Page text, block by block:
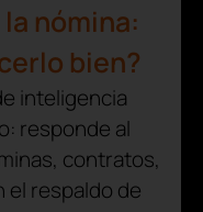
nómina:
bien?
inteligencia
responde al
contratos,
respaldo de